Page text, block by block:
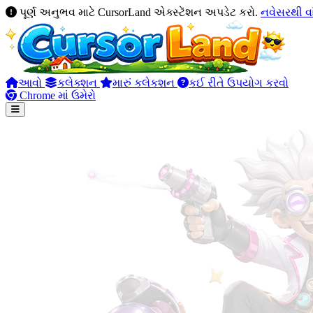
પૂર્ણ અનુભવ માટે CursorLand એક્સ્ટેંશન અપડેટ કરો. નવેસરથી
આવો કલેક્શન મારું કલેકશન
કઈ રીતે ઉપયોગ કરવો
Chrome માં ઉમેરો